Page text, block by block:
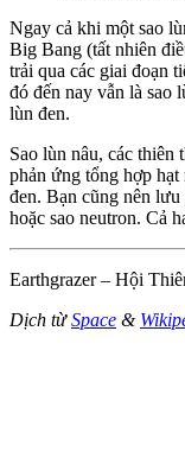
Ngay cả khi một sao
Big Bang (tất nhiên
trải qua các giai đoạn
đó đến nay vẫn là sao
lùn đen.
Sao lùn nâu, các thiên
phản ứng tổng hợp
đen. Bạn cũng nên
hoặc sao neutron. Cả
Earthgrazer – Hội
Dịch từSpace &